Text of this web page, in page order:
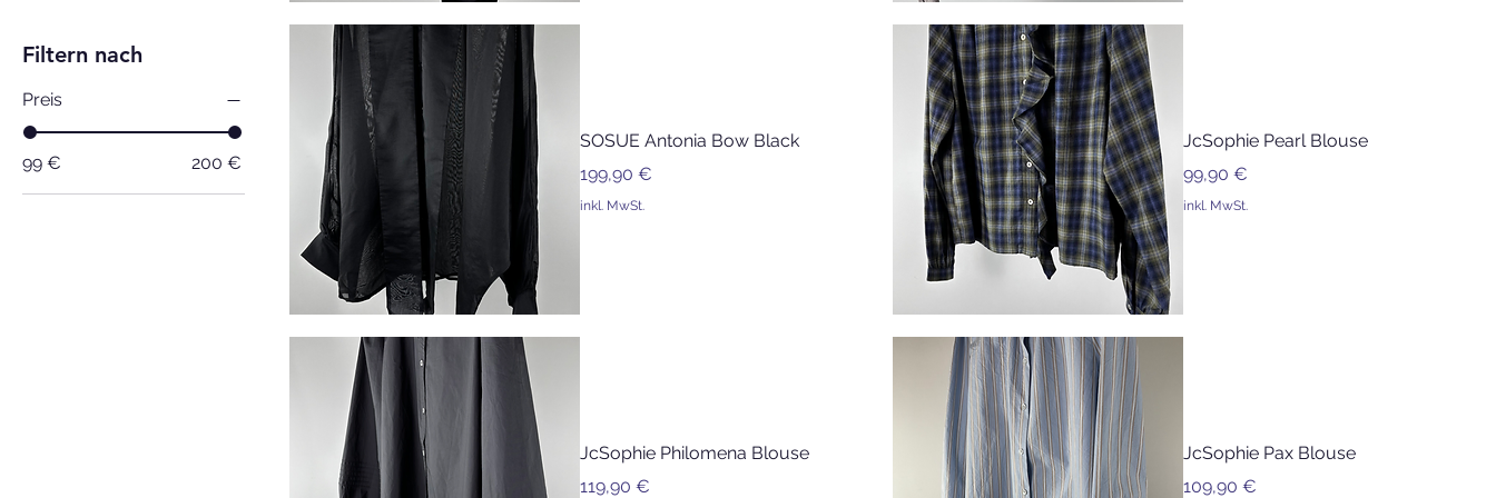
Filtern nach
Preis
99 € 200 €
SOSUE Antonia Bow Black
Preis
199,90 €
inkl. MwSt.
JcSophie Pearl Blouse
Preis
99,90 €
inkl. MwSt.
JcSophie Philomena Blouse
Preis
119,90 €
JcSophie Pax Blouse
Preis
109,90 €